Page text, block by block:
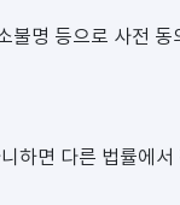
명 등으로 사전
하면 다른 법률에